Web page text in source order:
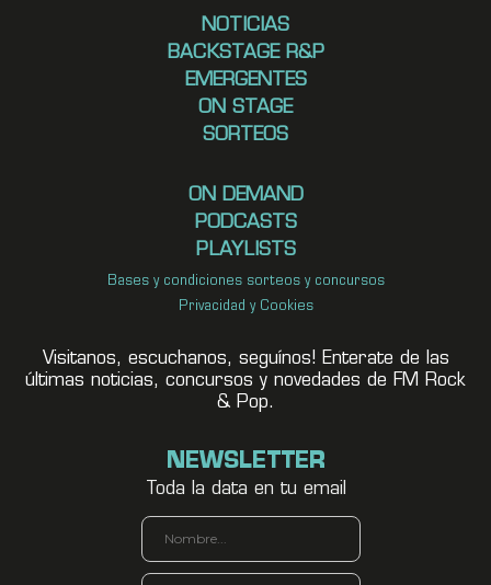
NOTICIAS
BACKSTAGE R&P
EMERGENTES
ON STAGE
SORTEOS
ON DEMAND
PODCASTS
PLAYLISTS
Bases y condiciones sorteos y concursos
Privacidad y Cookies
Visitanos, escuchanos, seguínos! Enterate de las
últimas noticias, concursos y novedades de FM Rock
& Pop.
NEWSLETTER
Toda la data en tu email